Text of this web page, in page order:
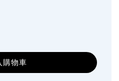
購物車